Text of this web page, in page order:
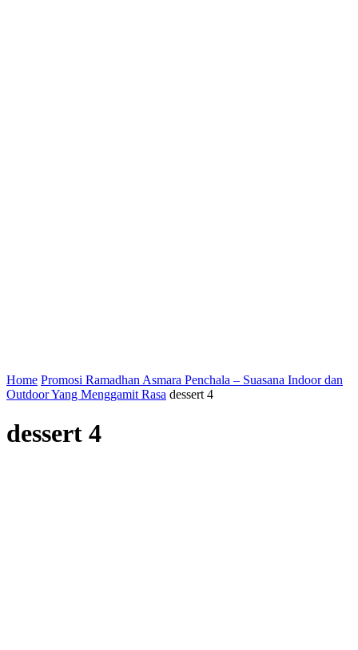
Home Promosi Ramadhan Asmara Penchala – Suasana Indoor dan
Outdoor Yang Menggamit Rasa dessert 4
dessert 4